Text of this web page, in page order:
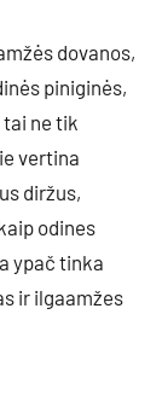
dovanos,
piniginės,
ne tik
vertina
diržus,
odines
ypač tinka
ir ilgaamžes